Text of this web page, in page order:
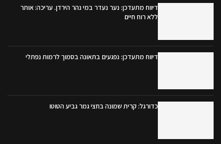
דיווח מתעדכן: נער נעדר במי נהר הירדן. עריכה: אותר
ללא רוח חיים
דיווח מתעדכן: נפגעים בתאונה בסמוך לרמות נפתלי
כדורגל: קרית שמונה בחצי גמר גביע הטוטו